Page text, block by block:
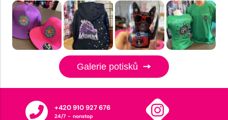
Galerie potisků
+420 910 927 676
24/7 - nonstop